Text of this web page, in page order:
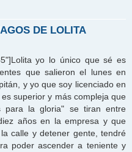
DE LOLITA
yo lo único que sé es
que salieron el lunes en
y yo que soy licenciado en
superior y más compleja que
para la gloria" se tiran entre
años en la empresa y que
calle y detener gente, tendré
poder ascender a teniente y